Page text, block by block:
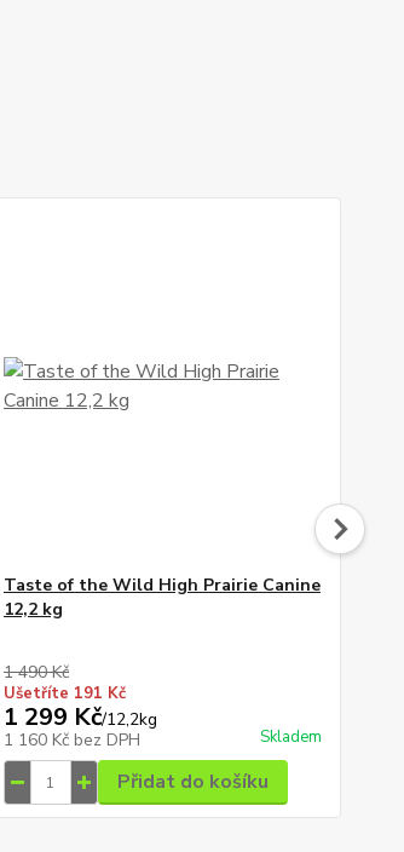
Taste of the Wild High Prairie Canine
12,2 kg
1 490 Kč
Ušetříte 191 Kč
1 299 Kč/12,2kg
1 160 Kč bez DPH Skladem
Přidat do košíku